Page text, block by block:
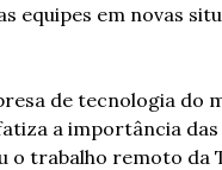
equipes em novas
de tecnologia do
a importância das
o trabalho remoto da